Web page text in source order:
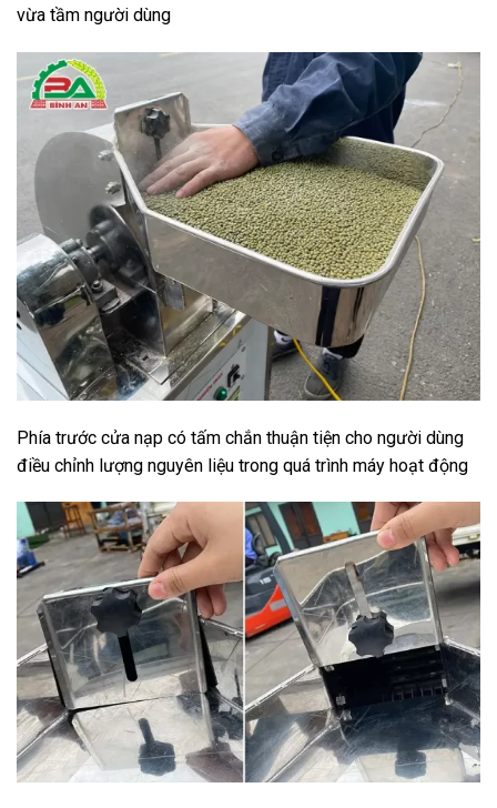
vừa tầm người dùng
Phía trước cửa nạp có tấm chắn thuận tiện cho người dùng
điều chỉnh lượng nguyên liệu trong quá trình máy hoạt động